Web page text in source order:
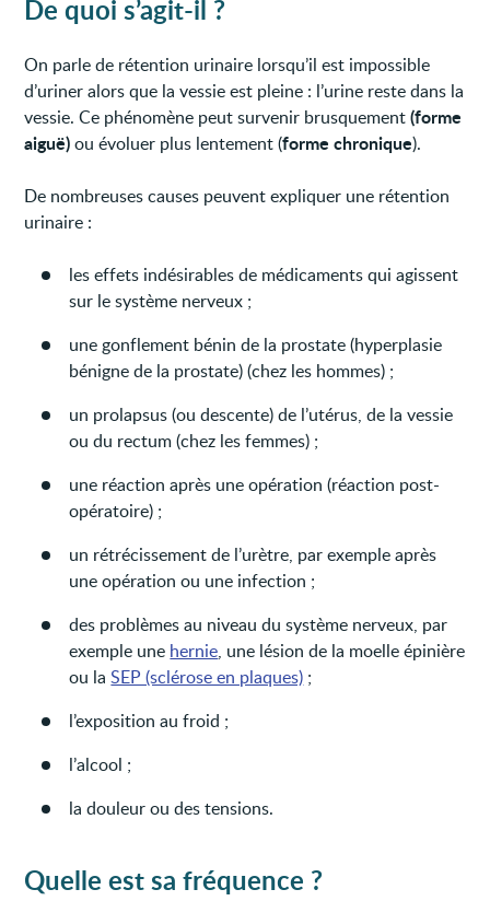
De quoi s’agit-il ?
On parle de rétention urinaire lorsqu’il est impossible
d’uriner alors que la vessie est pleine : l’urine reste dans la
vessie. Ce phénomène peut survenir brusquement(forme
aiguë)ou évoluer plus lentement (forme chronique).
De nombreuses causes peuvent expliquer une rétention
urinaire :
les effets indésirables de médicaments qui agissent
sur le système nerveux ;
une gonflement bénin de la prostate (hyperplasie
bénigne de la prostate) (chez les hommes) ;
un prolapsus (ou descente) de l’utérus, de la vessie
ou du rectum (chez les femmes) ;
une réaction après une opération (réaction post-
opératoire) ;
un rétrécissement de l’urètre, par exemple après
une opération ou une infection ;
des problèmes au niveau du système nerveux, par
exemple une hernie, une lésion de la moelle épinière
ou laSEP (sclérose en plaques) ;
l’exposition au froid ;
l’alcool ;
la douleur ou des tensions.
Quelle est sa fréquence ?